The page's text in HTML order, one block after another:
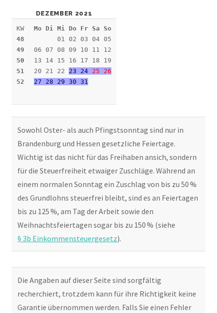
DEZEMBER 2021
KW
48
49
50
51
52
Mo Di Mi Do Fr Sa So
01 02 03 04 05
06 07 08 09 10 11 12
13 14 15 16 17 18 19
20 21 22 23 24 25
26
27 28 29 30 31
Sowohl Oster- als auch Pfingstsonntag sind nur in
Brandenburg und Hessen gesetzliche Feiertage.
Wichtig ist das nicht für das Freihaben ansich, sondern
für die Steuerfreiheit etwaiger Zuschläge. Während an
einem normalen Sonntag ein Zuschlag von bis zu 50 %
des Grundlohns steuerfrei bleibt, sind es an Feiertagen
bis zu 125 %, am Tag der Arbeit sowie den
Weihnachtsfeiertagen sogar bis zu 150 % (siehe
§ 3b Einkommensteuergesetz).
Die Angaben auf dieser Seite sind sorgfältig
recherchiert, trotzdem kann für ihre Richtigkeit keine
Garantie übernommen werden. Falls Sie einen Fehler